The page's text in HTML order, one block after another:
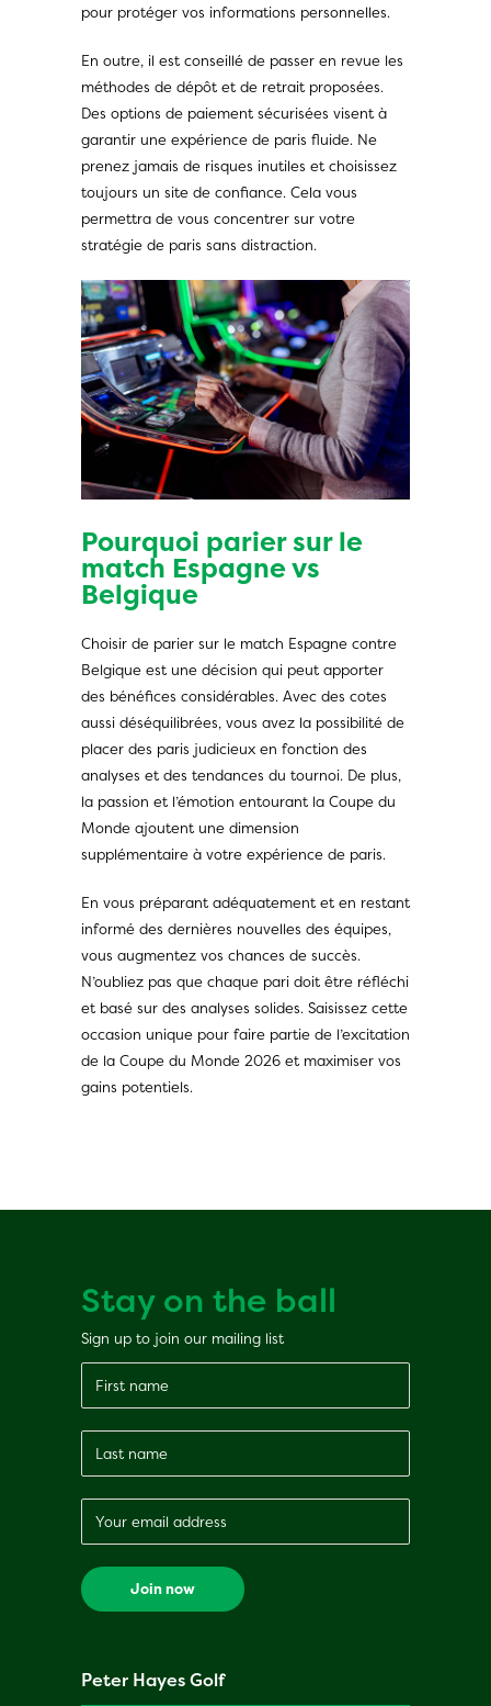
pour protéger vos informations personnelles.
En outre, il est conseillé de passer en revue les
méthodes de dépôt et de retrait proposées.
Des options de paiement sécurisées visent à
garantir une expérience de paris fluide. Ne
prenez jamais de risques inutiles et choisissez
toujours un site de confiance. Cela vous
permettra de vous concentrer sur votre
stratégie de paris sans distraction.
Pourquoi parier sur le
match Espagne vs
Belgique
Choisir de parier sur le match Espagne contre
Belgique est une décision qui peut apporter
des bénéfices considérables. Avec des cotes
aussi déséquilibrées, vous avez la possibilité de
placer des paris judicieux en fonction des
analyses et des tendances du tournoi. De plus,
la passion et l’émotion entourant la Coupe du
Monde ajoutent une dimension
supplémentaire à votre expérience de paris.
En vous préparant adéquatement et en restant
informé des dernières nouvelles des équipes,
vous augmentez vos chances de succès.
N’oubliez pas que chaque pari doit être réfléchi
et basé sur des analyses solides. Saisissez cette
occasion unique pour faire partie de l’excitation
de la Coupe du Monde 2026 et maximiser vos
gains potentiels.
Stay on the ball
Sign up to join our mailing list
Peter Hayes Golf